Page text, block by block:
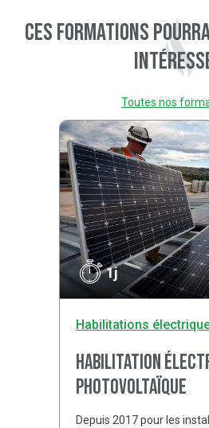
Ces formations
Toutes nos
1j
Habilitations
Habilitation
Photovoltaïque
Depuis 2017 pour les